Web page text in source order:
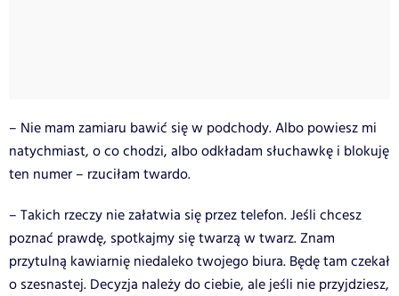
– Nie mam zamiaru bawić się w podchody. Albo powiesz mi
natychmiast, o co chodzi, albo odkładam słuchawkę i blokuję
ten numer – rzuciłam twardo.
– Takich rzeczy nie załatwia się przez telefon. Jeśli chcesz
poznać prawdę, spotkajmy się twarzą w twarz. Znam
przytulną kawiarnię niedaleko twojego biura. Będę tam czekał
o szesnastej. Decyzja należy do ciebie, ale jeśli nie przyjdziesz,